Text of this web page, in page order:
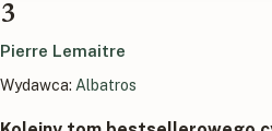
3
Pierre Lemaitre
Wydawca: Albatros